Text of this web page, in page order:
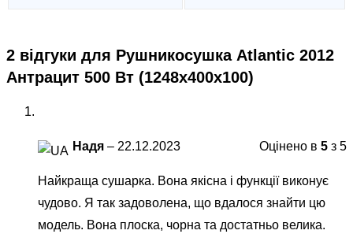
2 відгуки для Рушникосушка Atlantic 2012
Антрацит 500 Вт (1248х400х100)
Оцінено в 5 з 5
Надя – 22.12.2023
Найкраща сушарка. Вона якісна і функції виконує
чудово. Я так задоволена, що вдалося знайти цю
модель. Вона плоска, чорна та достатньо велика.